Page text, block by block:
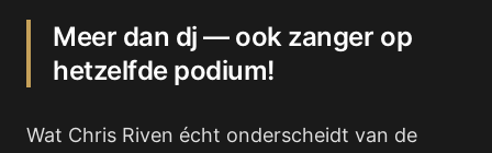
Meer dan dj — ook zanger op
hetzelfde podium!
Wat Chris Riven écht onderscheidt van de